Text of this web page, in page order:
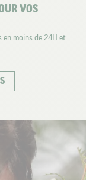
VOS
en moins de 24H et